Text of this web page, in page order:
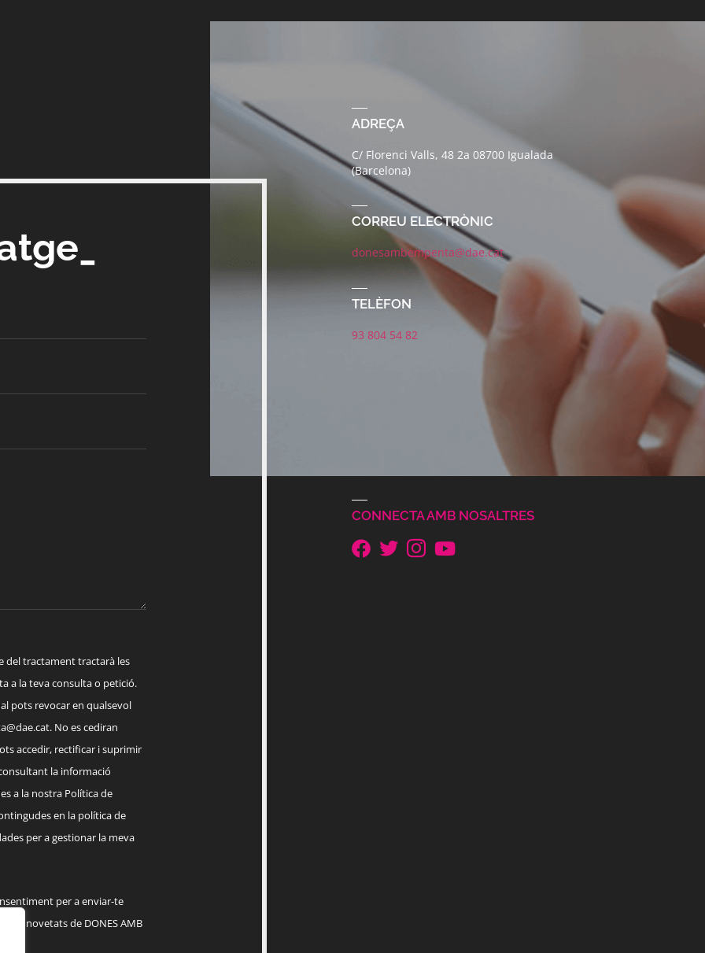
del tractament tractarà les
a la teva consulta o petició.
pots revocar en qualsevol
. No es cediran
accedir, rectificar i suprimir
la informació
a la nostra Política de
en la política de
per a gestionar la meva
per a enviar-te
novetats de DONES AMB
ADREÇA
C/ Florenci Valls, 48 2a 08700 Igualada
(Barcelona)
CORREU ELECTRÒNIC
donesambempenta@dae.cat
TELÈFON
93 804 54 82
CONNECTA AMB NOSALTRES